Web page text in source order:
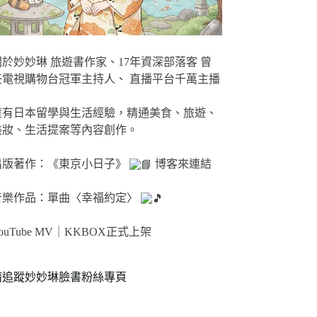
妙妙琳 旅遊書作家、17年資深部落客 曾
電視購物台冠軍主持人、 直播平台千萬主播
日本留學與生活經驗，精通美食、旅遊、
、生活提案等內容創作。
著作：《東京小日子》 博客來連結
作品：單曲〈幸福約定〉
MV｜KKBOX正式上架
追蹤妙妙琳臉書粉絲專頁